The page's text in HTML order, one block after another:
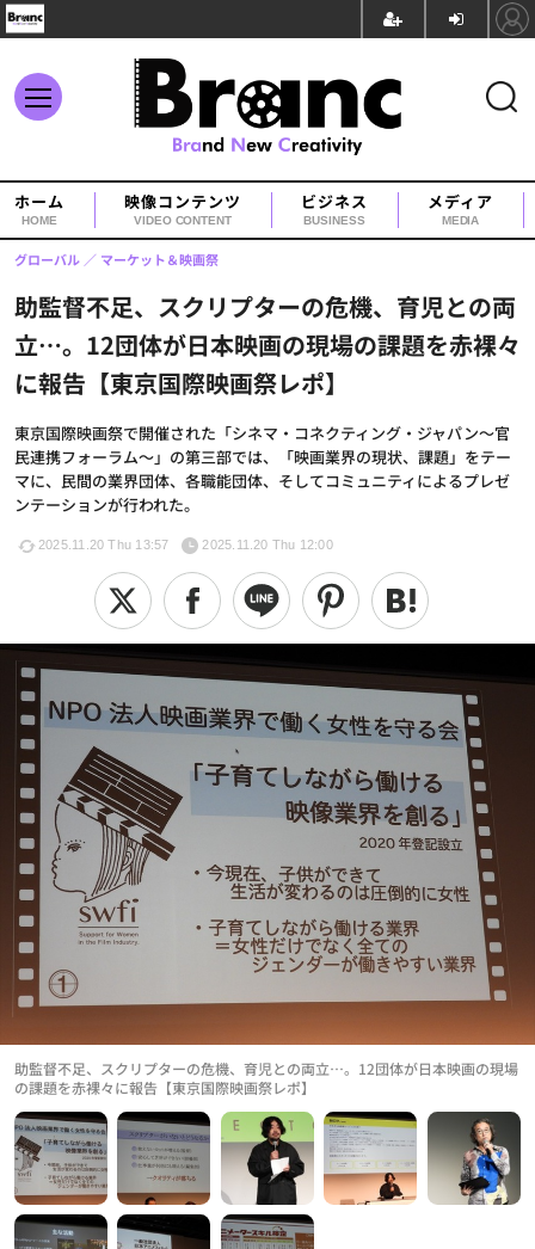
ホーム
HOME
映像コンテンツ
VIDEO CONTENT
ビジネス
BUSINESS
メディア
MEDIA
助監督不足、スクリプターの危機、育児との両
立…。12団体が日本映画の現場の課題を赤裸々
に報告【東京国際映画祭レポ】
東京国際映画祭で開催された「シネマ・コネクティング・ジャパン～官
民連携フォーラム～」の第三部では、「映画業界の現状、課題」をテー
マに、民間の業界団体、各職能団体、そしてコミュニティによるプレゼ
ンテーションが行われた。
グローバル マーケット＆映画祭
2025.11.20 Thu 13:57 2025.11.20 Thu 12:00
助監督不足、スクリプターの危機、育児との両立…。12団体が日本映画の現場
の課題を赤裸々に報告【東京国際映画祭レポ】